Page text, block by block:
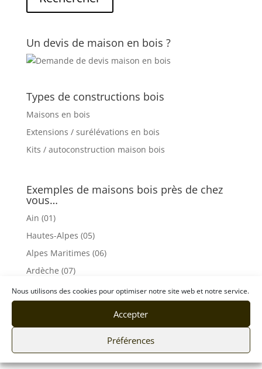
Nous utilisons des cookies pour optimiser notre site web et notre service.
Accepter
Préférences
Un devis de maison en bois ?
Types de constructions bois
Maisons en bois
Extensions / surélévations en bois
Kits / autoconstruction maison bois
Exemples de maisons bois près de chez
vous…
Ain (01)
Hautes-Alpes (05)
Alpes Maritimes (06)
Ardèche (07)
Aveyron (12)